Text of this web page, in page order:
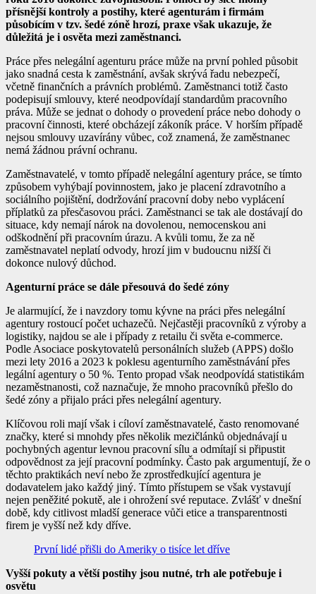
přísnější kontroly a postihy, které agenturám i firmám
působícím v tzv. šedé zóně hrozí, praxe však ukazuje, že
důležitá je i osvěta mezi zaměstnanci.
Práce přes nelegální agenturu práce může na první pohled působit
jako snadná cesta k zaměstnání, avšak skrývá řadu nebezpečí,
včetně finančních a právních problémů. Zaměstnanci totiž často
podepisují smlouvy, které neodpovídají standardům pracovního
práva. Může se jednat o dohody o provedení práce nebo dohody o
pracovní činnosti, které obcházejí zákoník práce. V horším případě
nejsou smlouvy uzavírány vůbec, což znamená, že zaměstnanec
nemá žádnou právní ochranu.
Zaměstnavatelé, v tomto případě nelegální agentury práce, se tímto
způsobem vyhýbají povinnostem, jako je placení zdravotního a
sociálního pojištění, dodržování pracovní doby nebo vyplácení
příplatků za přesčasovou práci. Zaměstnanci se tak ale dostávají do
situace, kdy nemají nárok na dovolenou, nemocenskou ani
odškodnění při pracovním úrazu. A kvůli tomu, že za ně
zaměstnavatel neplatí odvody, hrozí jim v budoucnu nižší či
dokonce nulový důchod.
Agenturní práce se dále přesouvá do šedé zóny
Je alarmující, že i navzdory tomu kývne na práci přes nelegální
agentury rostoucí počet uchazečů. Nejčastěji pracovníků z výroby a
logistiky, najdou se ale i případy z retailu či světa e-commerce.
Podle Asociace poskytovatelů personálních služeb (APPS) došlo
mezi lety 2016 a 2023 k poklesu agenturního zaměstnávání přes
legální agentury o 50 %. Tento propad však neodpovídá statistikám
nezaměstnanosti, což naznačuje, že mnoho pracovníků přešlo do
šedé zóny a přijalo práci přes nelegální agentury.
Klíčovou roli mají však i cíloví zaměstnavatelé, často renomované
značky, které si mnohdy přes několik mezičlánků objednávají u
pochybných agentur levnou pracovní sílu a odmítají si připustit
odpovědnost za její pracovní podmínky. Často pak argumentují, že o
těchto praktikách neví nebo že zprostředkující agentura je
dodavatelem jako každý jiný. Tímto přístupem se však vystavují
nejen peněžité pokutě, ale i ohrožení své reputace. Zvlášť v dnešní
době, kdy citlivost mladší generace vůči etice a transparentnosti
firem je vyšší než kdy dříve.
První lidé přišli do Ameriky o tisíce let dříve
Vyšší pokuty a větší postihy jsou nutné, trh ale potřebuje i
osvětu